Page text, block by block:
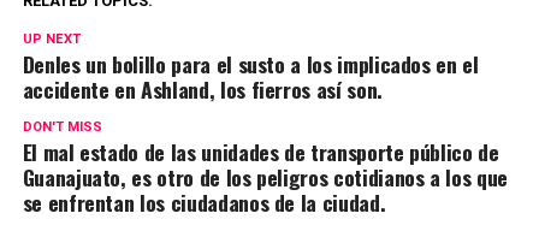
UP NEXT
Denles un bolillo para el susto a los implicados en el
accidente en Ashland, los fierros así son.
DON'T MISS
El mal estado de las unidades de transporte público de
Guanajuato, es otro de los peligros cotidianos a los que
se enfrentan los ciudadanos de la ciudad.